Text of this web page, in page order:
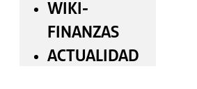
WIKI-
FINANZAS
ACTUALIDAD